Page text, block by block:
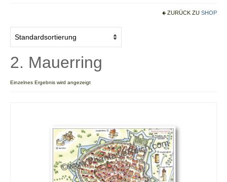
Bibliotheken
Buchhandel
Hörpfade
ZURÜCK ZU SHOP
2. Mauerring
Einzelnes Ergebnis wird angezeigt